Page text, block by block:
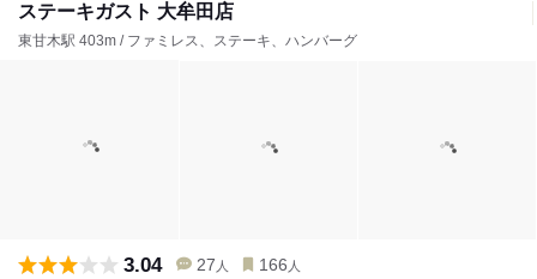
ステーキガスト 大牟田店
東甘木駅 403m / ファミレス、ステーキ、ハンバーグ
3.04 27 人 166 人